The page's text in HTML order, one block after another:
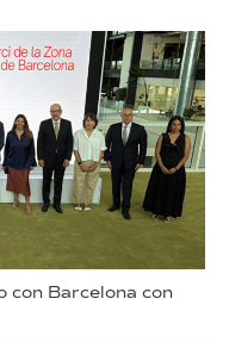
con Barcelona con